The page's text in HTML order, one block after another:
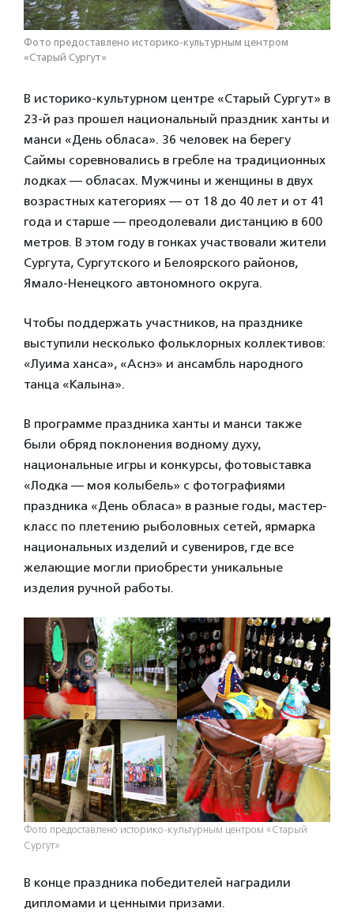
Фото предоставлено историко-культурным центром
«Старый Сургут»
В историко-культурном центре «Старый Сургут» в
23-й раз прошел национальный праздник ханты и
манси «День обласа». 36 человек на берегу
Саймы соревновались в гребле на традиционных
лодках — обласах. Мужчины и женщины в двух
возрастных категориях — от 18 до 40 лет и от 41
года и старше — преодолевали дистанцию в 600
метров. В этом году в гонках участвовали жители
Сургута, Сургутского и Белоярского районов,
Ямало-Ненецкого автономного округа.
Чтобы поддержать участников, на празднике
выступили несколько фольклорных коллективов:
«Луима ханса», «Аснэ» и ансамбль народного
танца «Калына».
В программе праздника ханты и манси также
были обряд поклонения водному духу,
национальные игры и конкурсы, фотовыставка
«Лодка — моя колыбель» с фотографиями
праздника «День обласа» в разные годы, мастер-
класс по плетению рыболовных сетей, ярмарка
национальных изделий и сувениров, где все
желающие могли приобрести уникальные
изделия ручной работы.
Фото предоставлено историко-культурным центром «Старый
Сургут»
В конце праздника победителей наградили
дипломами и ценными призами.